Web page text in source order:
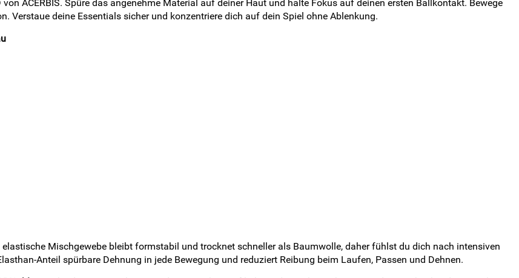
ACERBIS. Spüre das angenehme Material auf deiner Haut und halte Fokus auf deinen ersten Ballkontakt. Bewege
Verstaue deine Essentials sicher und konzentriere dich auf dein Spiel ohne Ablenkung.
elastische Mischgewebe bleibt formstabil und trocknet schneller als Baumwolle, daher fühlst du dich nach intensiven
Anteil spürbare Dehnung in jede Bewegung und reduziert Reibung beim Laufen, Passen und Dehnen.